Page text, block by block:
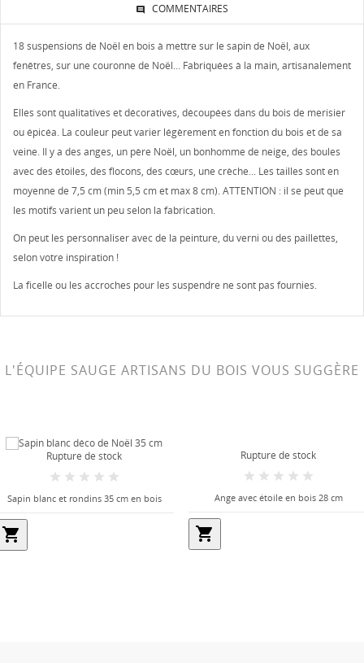
COMMENTAIRES
18 suspensions de Noël en bois à mettre sur le sapin de Noël, aux
fenêtres, sur une couronne de Noël... Fabriquées à la main, artisanalement
en France.
Elles sont qualitatives et décoratives, découpées dans du bois de merisier
ou épicéa. La couleur peut varier légèrement en fonction du bois et de sa
veine. Il y a des anges, un père Noël, un bonhomme de neige, des boules
avec des étoiles, des flocons, des cœurs, une crèche... Les tailles sont en
moyenne de 7,5 cm (min 5,5 cm et max 8 cm). ATTENTION : il se peut que
les motifs varient un peu selon la fabrication.
On peut les personnaliser avec de la peinture, du verni ou des paillettes,
selon votre inspiration !
La ficelle ou les accroches pour les suspendre ne sont pas fournies.
L'ÉQUIPE SAUGE ARTISANS DU BOIS VOUS SUGGÈRE
Rupture de stock
Sapin blanc et rondins 35 cm en bois
shopping_cart
Rupture de stock
Ange avec étoile en bois 28 cm
shopping_cart